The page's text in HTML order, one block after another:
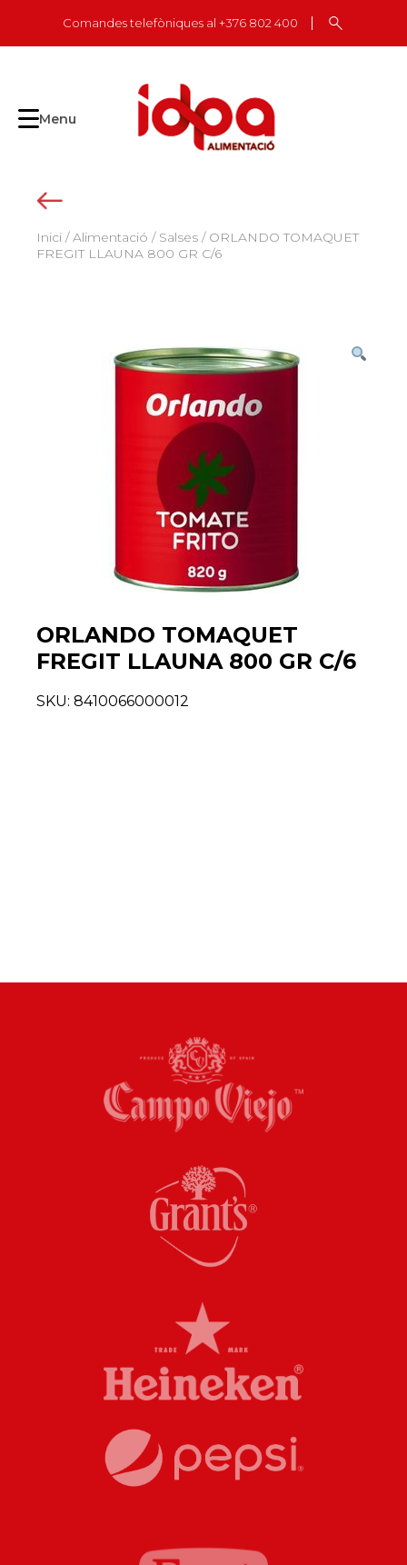
content
Comandes telefòniques al +376 802 400
Menu
Inici /Alimentació / Salses / ORLANDO TOMAQUET
FREGIT LLAUNA 800 GR C/6
ORLANDO TOMAQUET
FREGIT LLAUNA 800 GR C/6
SKU: 8410066000012